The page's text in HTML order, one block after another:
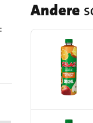
Andere